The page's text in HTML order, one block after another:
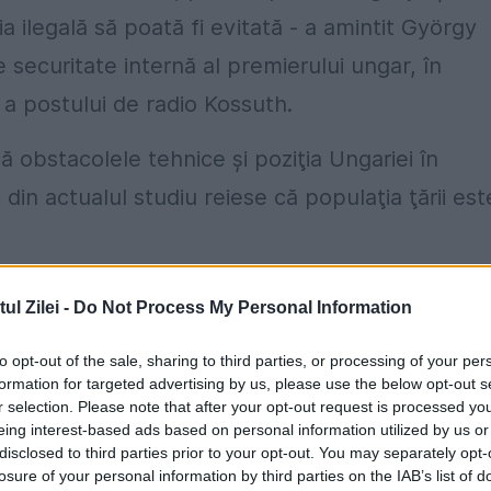
Zilei - Do Not Process My Personal Information
opt-out of the sale, sharing to third parties, or processing of your
for targeted advertising by us, please use the below opt-out
selection. Please note that after your opt-out request is processed
interest-based ads based on personal information utilized by us
to third parties prior to your opt-out. You may separately
of your personal information by third parties on the IAB’s list of
ilegală să poată fi evitată - a amintit György
internă al premierului ungar, în
postului de radio Kossuth.
obstacolele tehnice şi poziţia Ungariei în
actualul studiu reiese că populaţia ţării
de securitate internă al premierului ungar:
o continuă presiune politică şi, de fapt, toate
împotriva Guvernului ungar, împotriva
cotelor obligatorii, precum şi construirea
să precizăm că în întreaga Europă, în mai
frontiere. Acţiunea care are un număr mare